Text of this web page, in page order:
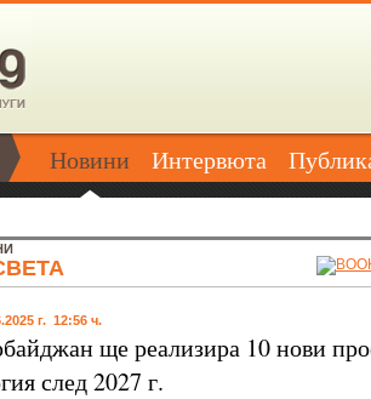
Новини Интервюта
г. 12:56 ч.
ще реализира 10 нови
след 2027 г.